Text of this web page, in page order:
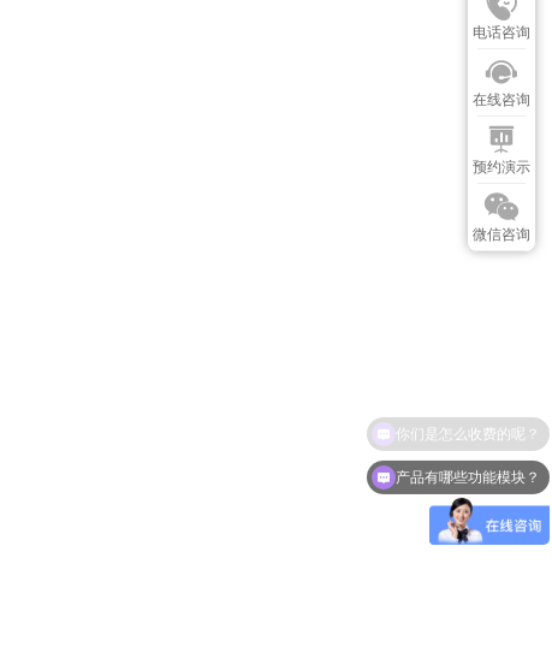
电话咨询
在线咨询
预约演示
微信咨询
产品有哪些功能模块？